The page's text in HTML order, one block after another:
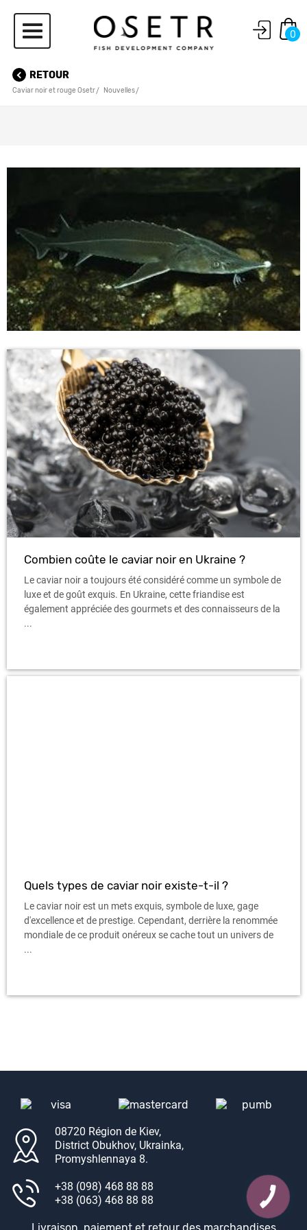
0
RETOUR
Caviar noir et rouge Osetr Nouvelles
Combien coûte le caviar noir en Ukraine ?
Le caviar noir a toujours été considéré comme un symbole de
luxe et de goût exquis. En Ukraine, cette friandise est
également appréciée des gourmets et des connaisseurs de la
...
Quels types de caviar noir existe-t-il ?
Le caviar noir est un mets exquis, symbole de luxe, gage
d'excellence et de prestige. Cependant, derrière la renommée
mondiale de ce produit onéreux se cache tout un univers de
...
08720 Région de Kiev,
District Obukhov, Ukrainka,
Promyshlennaya 8.
+38 (098) 468 88 88
+38 (063) 468 88 88